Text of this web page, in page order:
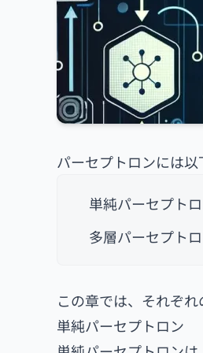
パーセプトロンには以
単純パーセプト
多層パーセプト
この章では、それぞ
単純パーセプトロン